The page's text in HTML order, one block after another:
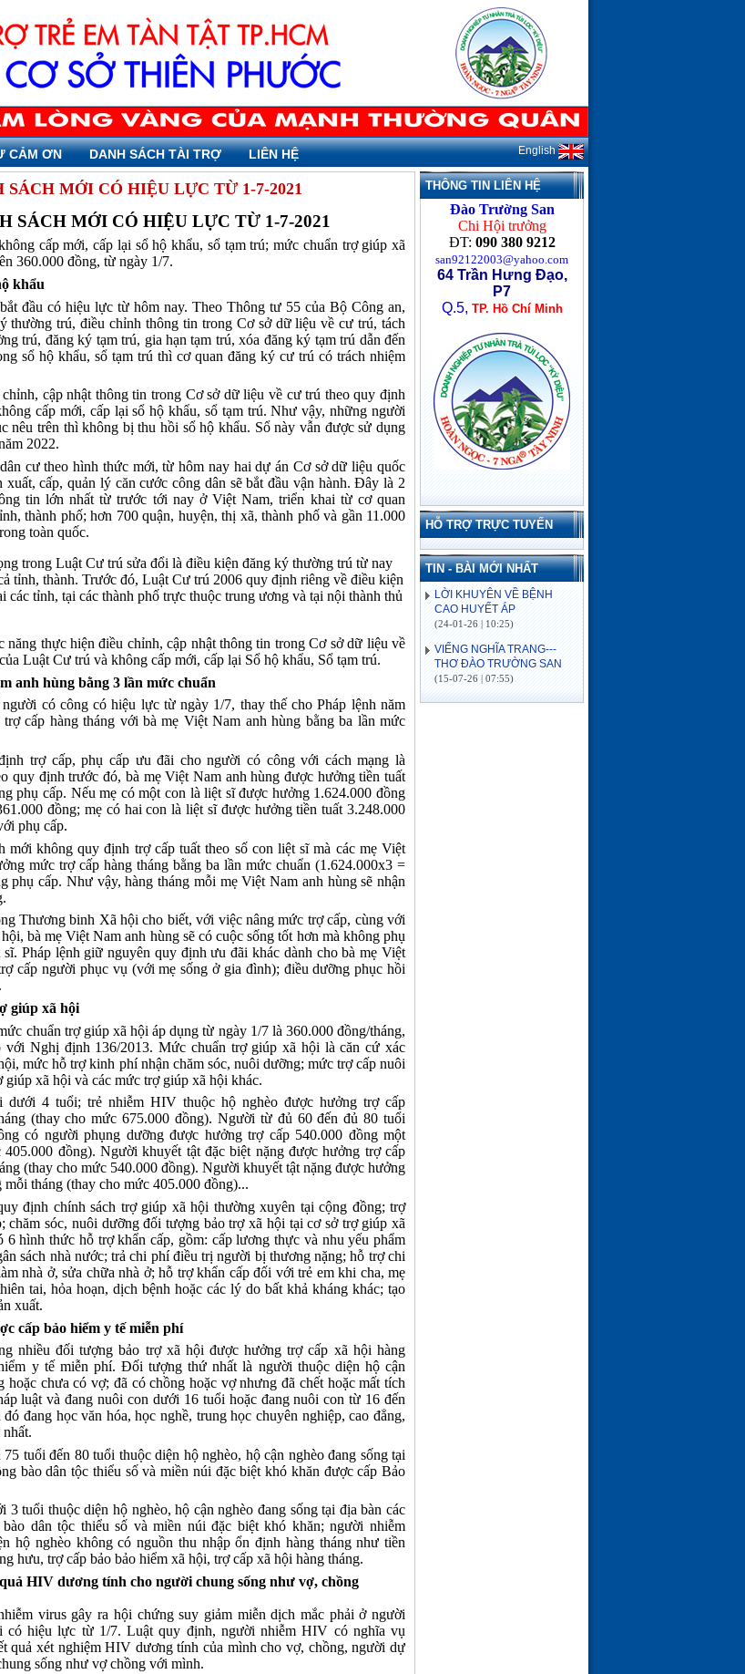
CẢM ƠN DANH SÁCH TÀI TRỢ LIÊN HỆ English
SÁCH MỚI CÓ HIỆU LỰC TỪ 1-7-2021
SÁCH MỚI CÓ HIỆU LỰC TỪ 1-7-2021
cấp mới, cấp lại sổ hộ khẩu, sổ tạm trú; mức chuẩn trợ giúp xã
360.000 đồng, từ ngày 1/7.
khẩu
đầu có hiệu lực từ hôm nay. Theo Thông tư 55 của Bộ Công an,
thường trú, điều chỉnh thông tin trong Cơ sở dữ liệu về cư trú, tách
trú, đăng ký tạm trú, gia hạn tạm trú, xóa đăng ký tạm trú dẫn đến
sổ hộ khẩu, sổ tạm trú thì cơ quan đăng ký cư trú có trách nhiệm
cập nhật thông tin trong Cơ sở dữ liệu về cư trú theo quy định
cấp mới, cấp lại sổ hộ khẩu, sổ tạm trú. Như vậy, những người
nêu trên thì không bị thu hồi sổ hộ khẩu. Sổ này vẫn được sử dụng
2022.
cư theo hình thức mới, từ hôm nay hai dự án Cơ sở dữ liệu quốc
xuất, cấp, quản lý căn cước công dân sẽ bắt đầu vận hành. Đây là 2
tin lớn nhất từ trước tới nay ở Việt Nam, triển khai từ cơ quan
thành phố; hơn 700 quận, huyện, thị xã, thành phố và gần 11.000
toàn quốc.
trong Luật Cư trú sửa đổi là điều kiện đăng ký thường trú từ nay
tỉnh, thành. Trước đó, Luật Cư trú 2006 quy định riêng về điều kiện
các tỉnh, tại các thành phố trực thuộc trung ương và tại nội thành thủ
năng thực hiện điều chỉnh, cập nhật thông tin trong Cơ sở dữ liệu về
Luật Cư trú và không cấp mới, cấp lại Sổ hộ khẩu, Sổ tạm trú.
anh hùng bằng 3 lần mức chuẩn
có công có hiệu lực từ ngày 1/7, thay thế cho Pháp lệnh năm
cấp hàng tháng với bà mẹ Việt Nam anh hùng bằng ba lần mức
trợ cấp, phụ cấp ưu đãi cho người có công với cách mạng là
quy định trước đó, bà mẹ Việt Nam anh hùng được hưởng tiền tuất
phụ cấp. Nếu mẹ có một con là liệt sĩ được hưởng 1.624.000 đồng
đồng; mẹ có hai con là liệt sĩ được hưởng tiền tuất 3.248.000
phụ cấp.
mới không quy định trợ cấp tuất theo số con liệt sĩ mà các mẹ Việt
mức trợ cấp hàng tháng bằng ba lần mức chuẩn (1.624.000x3 =
phụ cấp. Như vậy, hàng tháng mỗi mẹ Việt Nam anh hùng sẽ nhận
Thương binh Xã hội cho biết, với việc nâng mức trợ cấp, cùng với
bà mẹ Việt Nam anh hùng sẽ có cuộc sống tốt hơn mà không phụ
Pháp lệnh giữ nguyên quy định ưu đãi khác dành cho bà mẹ Việt
cấp người phục vụ (với mẹ sống ở gia đình); điều dưỡng phục hồi
giúp xã hội
chuẩn trợ giúp xã hội áp dụng từ ngày 1/7 là 360.000 đồng/tháng,
với Nghị định 136/2013. Mức chuẩn trợ giúp xã hội là căn cứ xác
mức hỗ trợ kinh phí nhận chăm sóc, nuôi dưỡng; mức trợ cấp nuôi
giúp xã hội và các mức trợ giúp xã hội khác.
dưới 4 tuổi; trẻ nhiễm HIV thuộc hộ nghèo được hưởng trợ cấp
(thay cho mức 675.000 đồng). Người từ đủ 60 đến đủ 80 tuổi
có người phụng dưỡng được hưởng trợ cấp 540.000 đồng một
405.000 đồng). Người khuyết tật đặc biệt nặng được hưởng trợ cấp
(thay cho mức 540.000 đồng). Người khuyết tật nặng được hưởng
mỗi tháng (thay cho mức 405.000 đồng)...
định chính sách trợ giúp xã hội thường xuyên tại cộng đồng; trợ
chăm sóc, nuôi dưỡng đối tượng bảo trợ xã hội tại cơ sở trợ giúp xã
6 hình thức hỗ trợ khẩn cấp, gồm: cấp lương thực và nhu yếu phẩm
sách nhà nước; trả chi phí điều trị người bị thương nặng; hỗ trợ chi
nhà ở, sửa chữa nhà ở; hỗ trợ khẩn cấp đối với trẻ em khi cha, mẹ
tai, hỏa hoạn, dịch bệnh hoặc các lý do bất khả kháng khác; tạo
xuất.
cấp bảo hiểm y tế miễn phí
nhiều đối tượng bảo trợ xã hội được hưởng trợ cấp xã hội hàng
y tế miễn phí. Đối tượng thứ nhất là người thuộc diện hộ cận
hoặc chưa có vợ; đã có chồng hoặc vợ nhưng đã chết hoặc mất tích
luật và đang nuôi con dưới 16 tuổi hoặc đang nuôi con từ 16 đến
đang học văn hóa, học nghề, trung học chuyên nghiệp, cao đẳng,
tuổi đến 80 tuổi thuộc diện hộ nghèo, hộ cận nghèo đang sống tại
bào dân tộc thiểu số và miền núi đặc biệt khó khăn được cấp Bảo
3 tuổi thuộc diện hộ nghèo, hộ cận nghèo đang sống tại địa bàn các
dân tộc thiểu số và miền núi đặc biệt khó khăn; người nhiễm
hộ nghèo không có nguồn thu nhập ổn định hàng tháng như tiền
hưu, trợ cấp bảo bảo hiểm xã hội, trợ cấp xã hội hàng tháng.
HIV dương tính cho người chung sống như vợ, chồng
virus gây ra hội chứng suy giảm miễn dịch mắc phải ở người
có hiệu lực từ 1/7. Luật quy định, người nhiễm HIV có nghĩa vụ
quả xét nghiệm HIV dương tính của mình cho vợ, chồng, người dự
sống như vợ chồng với mình.
THÔNG TIN LIÊN HỆ
Đào Trường San
Chi Hội trưởng
ĐT: 090 380 9212
san92122003@yahoo.com
64 Trần Hưng Đạo,
P7
Q.5, TP. Hồ Chí Minh
HỖ TRỢ TRỰC TUYẾN
TIN - BÀI MỚI NHẤT
LỜI KHUYÊN VỀ BỆNH
CAO HUYẾT ÁP
(24-01-26 | 10:25)
VIẾNG NGHĨA TRANG---
(15-07-26 | 07:55)
ĐẢO CỒN CỎ